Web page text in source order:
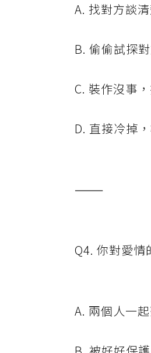
A. 找對方談
B. 偷偷試探
C. 裝作沒事
D. 直接冷掉
⸻
Q4. 你對愛情
A. 兩個人一